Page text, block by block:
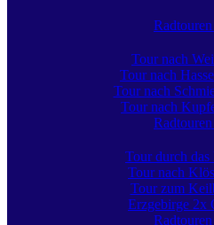
Tour nach
Tour nach
Tour nach
Tour nach
Tour durch das
Tour nach
Tour zum
Erzgebirge 2x